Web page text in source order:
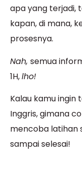
apa yang terjadi,
kapan, di mana,
prosesnya.
Nah, semua
1H,lho!
Kalau kamuingin
Inggris,gimana
mencoba latihan
sampai selesai!